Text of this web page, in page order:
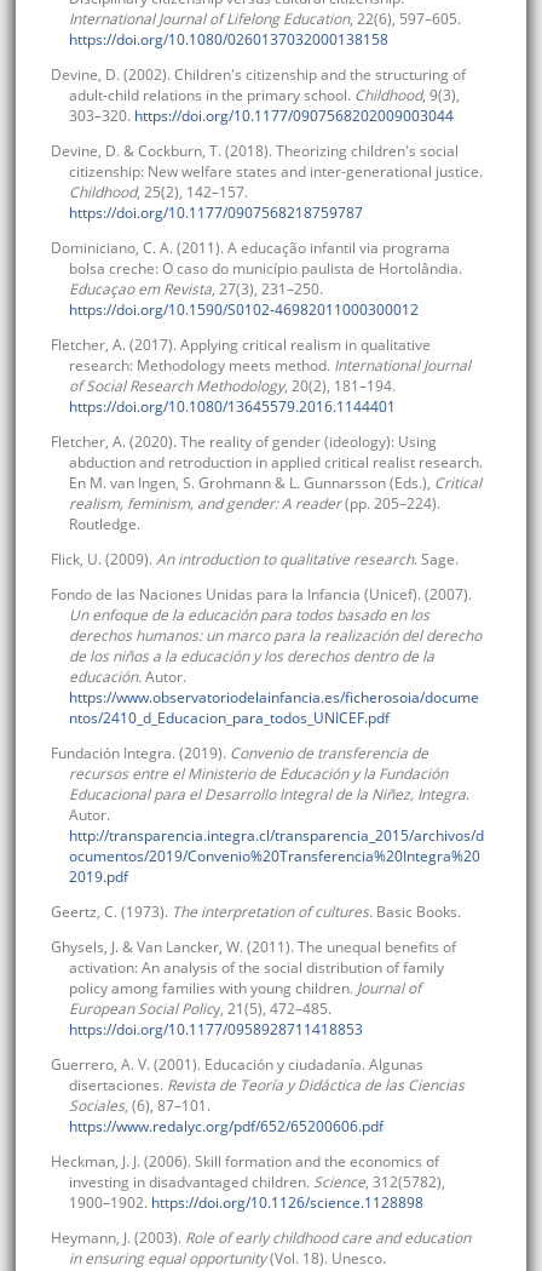
International Journal of Lifelong Education, 22(6), 597–605.
https://doi.org/10.1080/0260137032000138158
Devine, D. (2002). Children's citizenship and the structuring of
adult-child relations in the primary school. Childhood, 9(3),
303–320. https://doi.org/10.1177/0907568202009003044
Devine, D. & Cockburn, T. (2018). Theorizing children's social
citizenship: New welfare states and inter-generational justice.
Childhood, 25(2), 142–157.
https://doi.org/10.1177/0907568218759787
Dominiciano, C. A. (2011). A educação infantil via programa
bolsa creche: O caso do município paulista de Hortolândia.
Educaçao em Revista, 27(3), 231–250.
https://doi.org/10.1590/S0102-46982011000300012
Fletcher, A. (2017). Applying critical realism in qualitative
research: Methodology meets method. International Journal
of Social Research Methodology, 20(2), 181–194.
https://doi.org/10.1080/13645579.2016.1144401
Fletcher, A. (2020). The reality of gender (ideology): Using
abduction and retroduction in applied critical realist research.
En M. van Ingen, S. Grohmann & L. Gunnarsson (Eds.), Critical
realism, feminism, and gender: A reader(pp. 205–224).
Routledge.
Flick, U. (2009). An introduction to qualitative research. Sage.
Fondo de las Naciones Unidas para la Infancia (Unicef). (2007).
Un enfoque de la educación para todos basado en los
derechos humanos: un marco para la realización del derecho
de los niños a la educación y los derechos dentro de la
educación.Autor.
https://www.observatoriodelainfancia.es/ficherosoia/docume
ntos/2410_d_Educacion_para_todos_UNICEF.pdf
Fundación Integra. (2019). Convenio de transferencia de
recursos entre el Ministerio de Educación y la Fundación
Educacional para el Desarrollo Integral de la Niñez, Integra.
Autor.
http://transparencia.integra.cl/transparencia_2015/archivos/d
ocumentos/2019/Convenio%20Transferencia%20Integra%20
2019.pdf
Geertz, C. (1973). The interpretation of cultures. Basic Books.
Ghysels, J. & Van Lancker, W. (2011). The unequal benefits of
activation: An analysis of the social distribution of family
policy among families with young children. Journal of
European Social Policy, 21(5), 472–485.
https://doi.org/10.1177/0958928711418853
Guerrero, A. V. (2001). Educación y ciudadanía. Algunas
disertaciones. Revista de Teoría y Didáctica de las Ciencias
Sociales, (6), 87–101.
https://www.redalyc.org/pdf/652/65200606.pdf
Heckman, J. J. (2006). Skill formation and the economics of
investing in disadvantaged children. Science, 312(5782),
1900–1902. https://doi.org/10.1126/science.1128898
Heymann, J. (2003). Role of early childhood care and education
in ensuring equal opportunity(Vol. 18). Unesco.